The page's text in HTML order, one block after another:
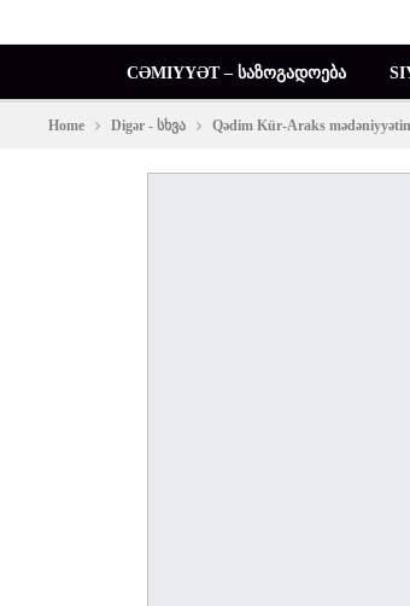
CƏMIYYƏT – ᲡᲐᲖᲝᲒᲐᲓᲝᲔᲑᲐ
Home Digər - სხვა Qədim Kür-Araks